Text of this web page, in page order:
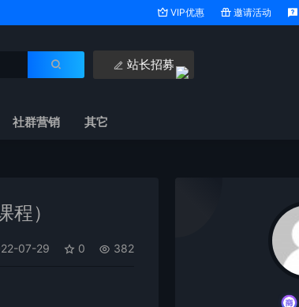
VIP优惠 邀请活动
站长招募
社群营销 其它
）
07-29 0 382